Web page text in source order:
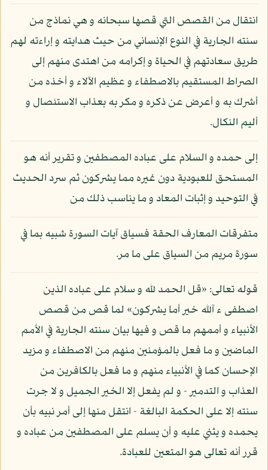
انتقال من القصص التي قصها سبحانه و هي نماذج من
سنته الجارية في النوع الإنساني من حيث هدايته و إراءته لهم
طريق سعادتهم في الحياة و إكرامه من اهتدى منهم إلى
الصراط المستقيم بالاصطفاء و عظيم الآلاء و أخذه من
أشرك به و أعرض عن ذكره و مكر به بعذاب الاستئصال و
أليم النكال.
إلى حمده و السلام على عباده المصطفين و تقرير أنه هو
المستحق للعبودية دون غيره مما يشركون ثم سرد الحديث
في التوحيد و إثبات المعاد و ما يناسب ذلك من
متفرقات المعارف الحقة فسياق آيات السورة شبيه بما في
سورة مريم من السياق على ما مر.
قوله تعالى: «قل الحمد لله و سلام على عباده الذين
اصطفى ء آلله خير أما يشركون» لما قص من قصص
الأنبياء و أممهم ما قص و فيها بيان سنته الجارية في الأمم
الماضين و ما فعل بالمؤمنين منهم من الاصطفاء و مزيد
الإحسان كما في الأنبياء منهم و ما فعل بالكافرين من
العذاب و التدمير - و لم يفعل إلا الخير الجميل و لا جرت
سنته إلا على الحكمة البالغة - انتقل منها إلى أمر نبيه بأن
يحمده و يثني عليه و أن يسلم على المصطفين من عباده و
قرر أنه تعالى هو المتعين للعبادة.